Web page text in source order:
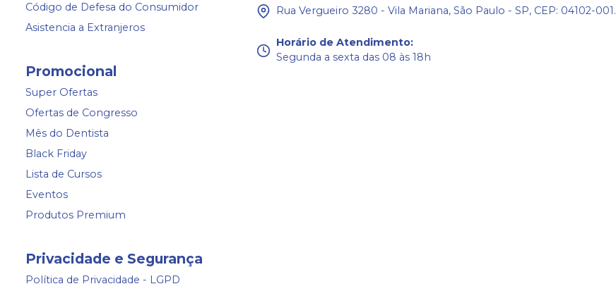
Código de Defesa do Consumidor
Asistencia a Extranjeros
Promocional
Super Ofertas
Ofertas de Congresso
Mês do Dentista
Black Friday
Lista de Cursos
Eventos
Produtos Premium
Privacidade e Segurança
Política de Privacidade - LGPD
Rua Vergueiro 3280 - Vila Mariana, São Paulo - SP, CEP: 04102-001.
Horário de Atendimento:
Segunda a sexta das 08 às 18h